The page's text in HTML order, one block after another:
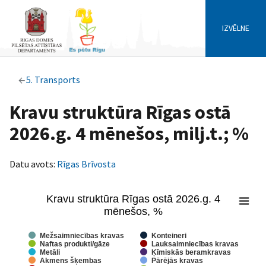
IZVĒLNE
5. Transports
Kravu struktūra Rīgas ostā
2026.g. 4 mēnešos, milj.t.; %
Datu avots: Rīgas Brīvosta
Kravu struktūra Rīgas ostā 2026.g. 4 mēnešos, %
View as data table, Kravu struktūra Rīgas ostā 2026.g. 4
Kravu struktūra Rīgas ostā 2026.g. 4
mēnešos, %
Mežsaimniecības kravas
Konteineri
Naftas produkti/gāze
Lauksaimniecības kravas
Metāli
Ķīmiskās beramkravas
Akmens šķembas
Pārējās kravas